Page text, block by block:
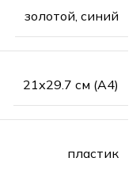
золотой, синий
21х29.7 см (А4)
пластик